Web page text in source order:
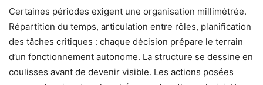
Certaines périodes exigent une organisation millimétrée.
Répartition du temps, articulation entre rôles, planification
des tâches critiques : chaque décision prépare le terrain
d’un fonctionnement autonome. La structure se dessine en
coulisses avant de devenir visible. Les actions posées